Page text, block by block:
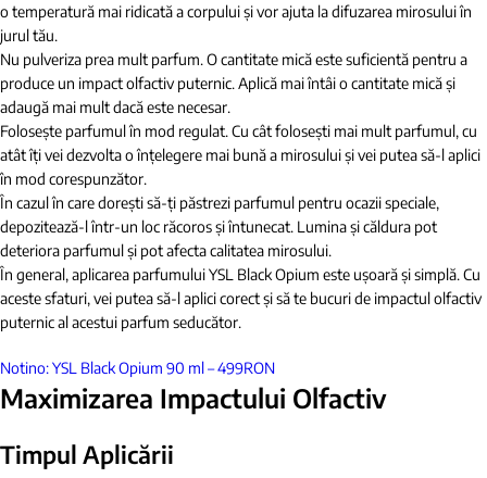
o temperatură mai ridicată a corpului și vor ajuta la difuzarea mirosului în
jurul tău.
Nu pulveriza prea mult parfum. O cantitate mică este suficientă pentru a
produce un impact olfactiv puternic. Aplică mai întâi o cantitate mică și
adaugă mai mult dacă este necesar.
Folosește parfumul în mod regulat. Cu cât folosești mai mult parfumul, cu
atât îți vei dezvolta o înțelegere mai bună a mirosului și vei putea să-l aplici
în mod corespunzător.
În cazul în care dorești să-ți păstrezi parfumul pentru ocazii speciale,
depozitează-l într-un loc răcoros și întunecat. Lumina și căldura pot
deteriora parfumul și pot afecta calitatea mirosului.
În general, aplicarea parfumului YSL Black Opium este ușoară și simplă. Cu
aceste sfaturi, vei putea să-l aplici corect și să te bucuri de impactul olfactiv
puternic al acestui parfum seducător.
Notino: YSL Black Opium 90 ml – 499RON
Maximizarea Impactului Olfactiv
Timpul Aplicării